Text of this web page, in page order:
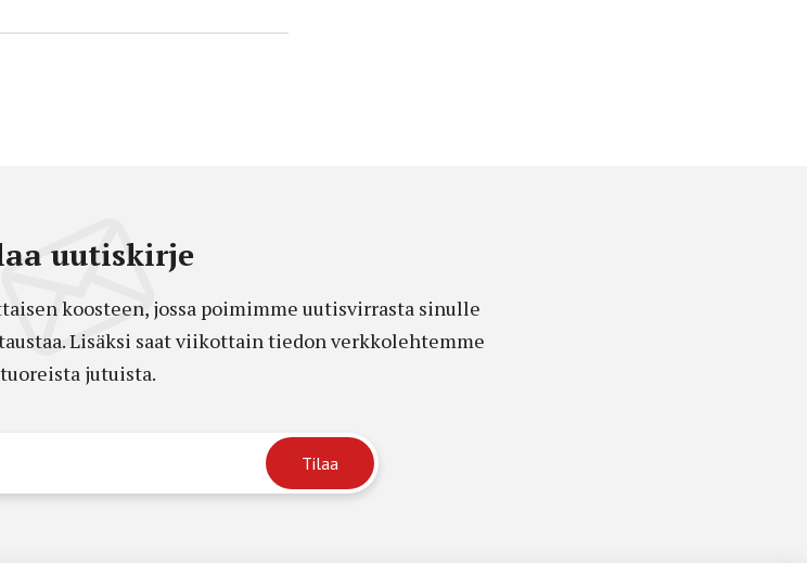
uutiskirje
koosteen, jossa poimimme uutisvirrasta sinulle
Lisäksi saat viikottain tiedon verkkolehtemme
tuoreista jutuista.